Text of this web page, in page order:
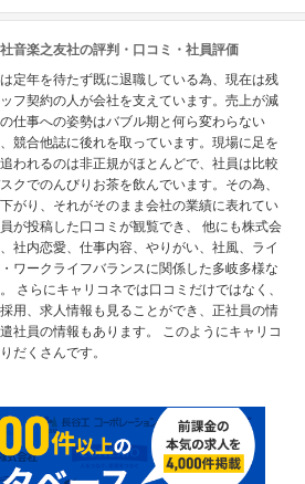
音楽之友社の評判・口コミ・社員評価
定年を待たず既に退職している為、現在は残
フ契約の人が会社を支えています。売上が減
仕事への姿勢はバブル期と何ら変わらない
競合他誌に後れを取っています。現場に足を
われるのは非正規がほとんどで、社員は比較
クでのんびりお茶を飲んでいます。その為、
がり、それがそのまま会社の業績に表れてい
が投稿した口コミが観覧でき、 他にも株式会
社内恋愛、仕事内容、やりがい、社風、ライ
ワークライフバランスに関係した多岐多様な
さらにキャリコネでは口コミだけではなく、
用、求人情報も見ることができ、正社員の情
社員の情報もあります。 このようにキャリコ
だくさんです。